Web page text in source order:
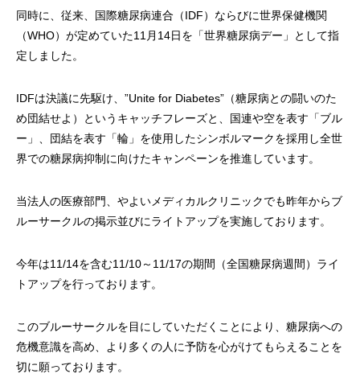
同時に、従来、国際糖尿病連合（IDF）ならびに世界保健機関
（WHO）が定めていた11月14日を「世界糖尿病デー」として指
定しました。
IDFは決議に先駆け、”Unite for Diabetes”（糖尿病との闘いのた
め団結せよ）というキャッチフレーズと、国連や空を表す「ブル
ー」、団結を表す「輪」を使用したシンボルマークを採用し全世
界での糖尿病抑制に向けたキャンペーンを推進しています。
当法人の医療部門、やよいメディカルクリニックでも昨年からブ
ルーサークルの掲示並びにライトアップを実施しております。
今年は11/14を含む11/10～11/17の期間（全国糖尿病週間）ライ
トアップを行っております。
このブルーサークルを目にしていただくことにより、糖尿病への
危機意識を高め、より多くの人に予防を心がけてもらえることを
切に願っております。